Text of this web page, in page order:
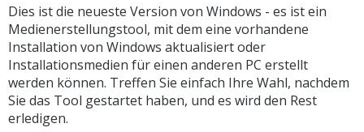
Dies ist die neueste Version von Windows - es ist ein
Medienerstellungstool, mit dem eine vorhandene
Installation von Windows aktualisiert oder
Installationsmedien für einen anderen PC erstellt
werden können. Treffen Sie einfach Ihre Wahl, nachdem
Sie das Tool gestartet haben, und es wird den Rest
erledigen.